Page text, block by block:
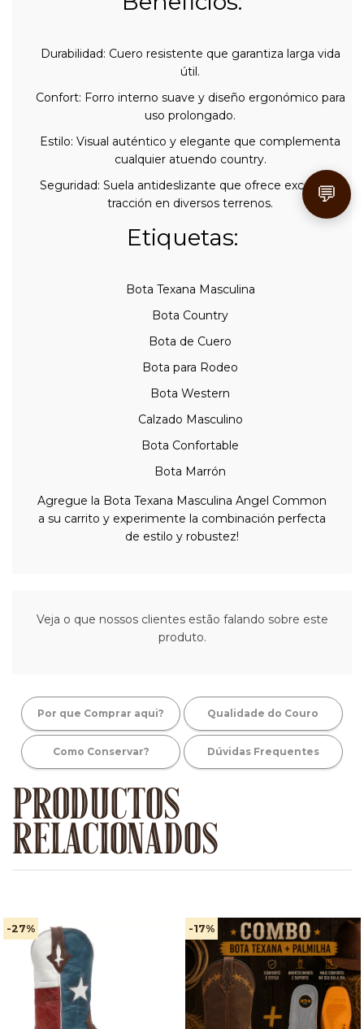
Durabilidad: Cuero resistente que garantiza larga vida
útil.
Confort: Forro interno suave y diseño ergonómico para
uso prolongado.
Estilo: Visual auténtico y elegante que complementa
cualquier atuendo country.
Seguridad: Suela antideslizante que ofrece excelente
tracción en diversos terrenos.
Etiquetas:
Bota Texana Masculina
Bota Country
Bota de Cuero
Bota para Rodeo
Bota Western
Calzado Masculino
Bota Confortable
Bota Marrón
Agregue la Bota Texana Masculina Angel Common
a su carrito y experimente la combinación perfecta
de estilo y robustez!
Veja o que nossos clientes estão falando sobre este
produto.
Por que Comprar aqui? Qualidade do Couro
Como Conservar? Dúvidas Frequentes
PRODUCTOS
RELACIONADOS
-27% -17%
💬